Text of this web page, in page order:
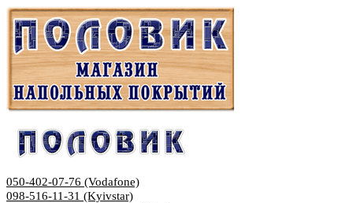
050-402-07-76 (Vodafone)
098-516-11-31 (Kyivstar)